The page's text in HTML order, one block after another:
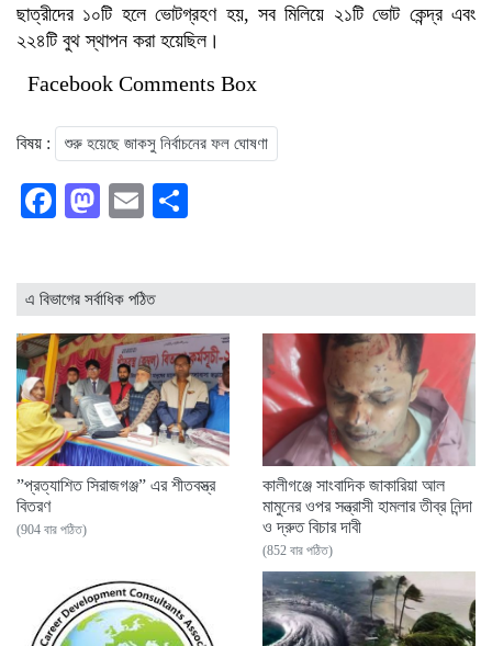
ছাত্রীদের ১০টি হলে ভোটগ্রহণ হয়, সব মিলিয়ে ২১টি ভোট কেন্দ্র এবং
২২৪টি বুথ স্থাপন করা হয়েছিল।
Facebook Comments Box
বিষয় : শুরু হয়েছে জাকসু নির্বাচনের ফল ঘোষণা
Facebook
Mastodon
Email
এ বিভাগের সর্বাধিক পঠিত
”প্রত্যাশিত সিরাজগঞ্জ” এর শীতবস্ত্র
বিতরণ
(904 বার পঠিত)
কালীগঞ্জে সাংবাদিক জাকারিয়া আল
মামুনের ওপর সন্ত্রাসী হামলার তীব্র নিন্দা
ও দ্রুত বিচার দাবী
(852 বার পঠিত)